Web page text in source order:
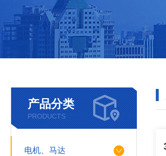
产品分类
PRODUCTS
电机、马达